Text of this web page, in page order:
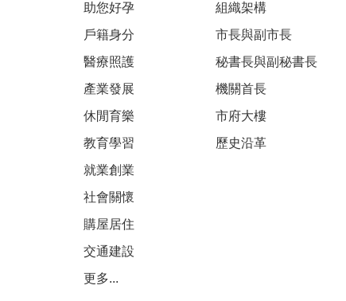
助您好孕
戶籍身分
醫療照護
產業發展
休閒育樂
教育學習
就業創業
社會關懷
購屋居住
交通建設
更多...
組織架構
市長與副市長
秘書長與副秘書長
機關首長
市府大樓
歷史沿革